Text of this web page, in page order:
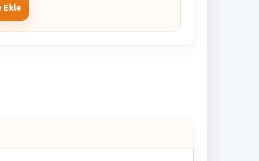
Ekle